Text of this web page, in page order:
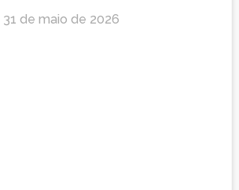
31 de maio de 2026